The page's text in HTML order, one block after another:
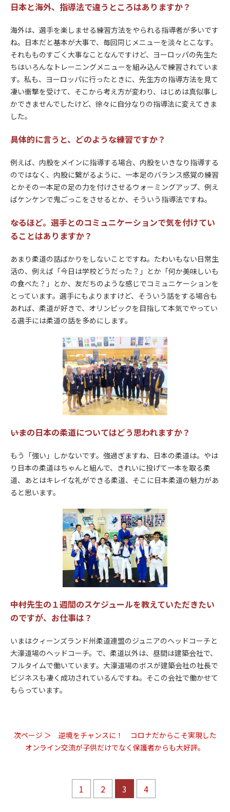
――日本と海外、指導法で違うところはありますか？
海外は、選手を楽しませる練習方法をやられる指導者が多いです
ね。日本だと基本が大事で、毎回同じメニューを淡々とこなす。
それもものすごく大事なことなんですけど、ヨーロッパの先生た
ちはいろんなトレーニングメニューを組み込んで練習されていま
す。私も、ヨーロッパに行ったときに、先生方の指導方法を見て
凄い衝撃を受けて、そこから考え方が変わり、はじめは真似事し
かできませんでしたけど、徐々に自分なりの指導法に変えてきま
した。
――具体的に言うと、どのような練習ですか？
例えば、内股をメインに指導する場合、内股をいきなり指導する
のではなく、内股に繋がるように、一本足のバランス感覚の練習
とかその一本足の足の力を付けさせるウォーミングアップ、例え
ばケンケンで鬼ごっこをさせるとか、そういう指導法ですね。
――なるほど。選手とのコミュニケーションで気を付けてい
ることはありますか？
あまり柔道の話ばかりをしないことですね。たわいもない日常生
活の、例えば「今日は学校どうだった？」とか「何か美味しいも
の食べた？」とか、友だちのような感じでコミュニケーションを
とっています。選手にもよりますけど、そういう話をする場合も
あれば、柔道が好きで、オリンピックを目指して本気でやってい
る選手には柔道の話を多めにします。
――いまの日本の柔道についてはどう思われますか？
もう「強い」しかないです。強過ぎますね、日本の柔道は。やは
り日本の柔道はちゃんと組んで、きれいに投げて一本を取る柔
道、あとはキレイな礼ができる柔道、そこに日本柔道の魅力があ
ると思います。
――中村先生の１週間のスケジュールを教えていただきたい
のですが、お仕事は？
いまはクィーンズランド州柔道連盟のジュニアのヘッドコーチと
大濠道場のヘッドコーチ。で、柔道以外は、昼間は建築会社で、
フルタイムで働いています。大濠道場のボスが建築会社の社長で
ビジネスも凄く成功されているんですね。そこの会社で働かせて
もらっています。
次ページ ＞ 逆境をチャンスに！ コロナだからこそ実現した
オンライン交流が子供だけでなく保護者からも大好評。
1 2 3 4